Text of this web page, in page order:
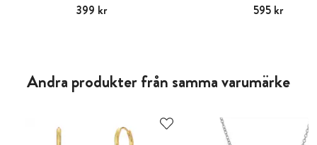
Pris:399 kr
399 kr Pris:595 kr
595 kr
Andra produkter från samma varumärke